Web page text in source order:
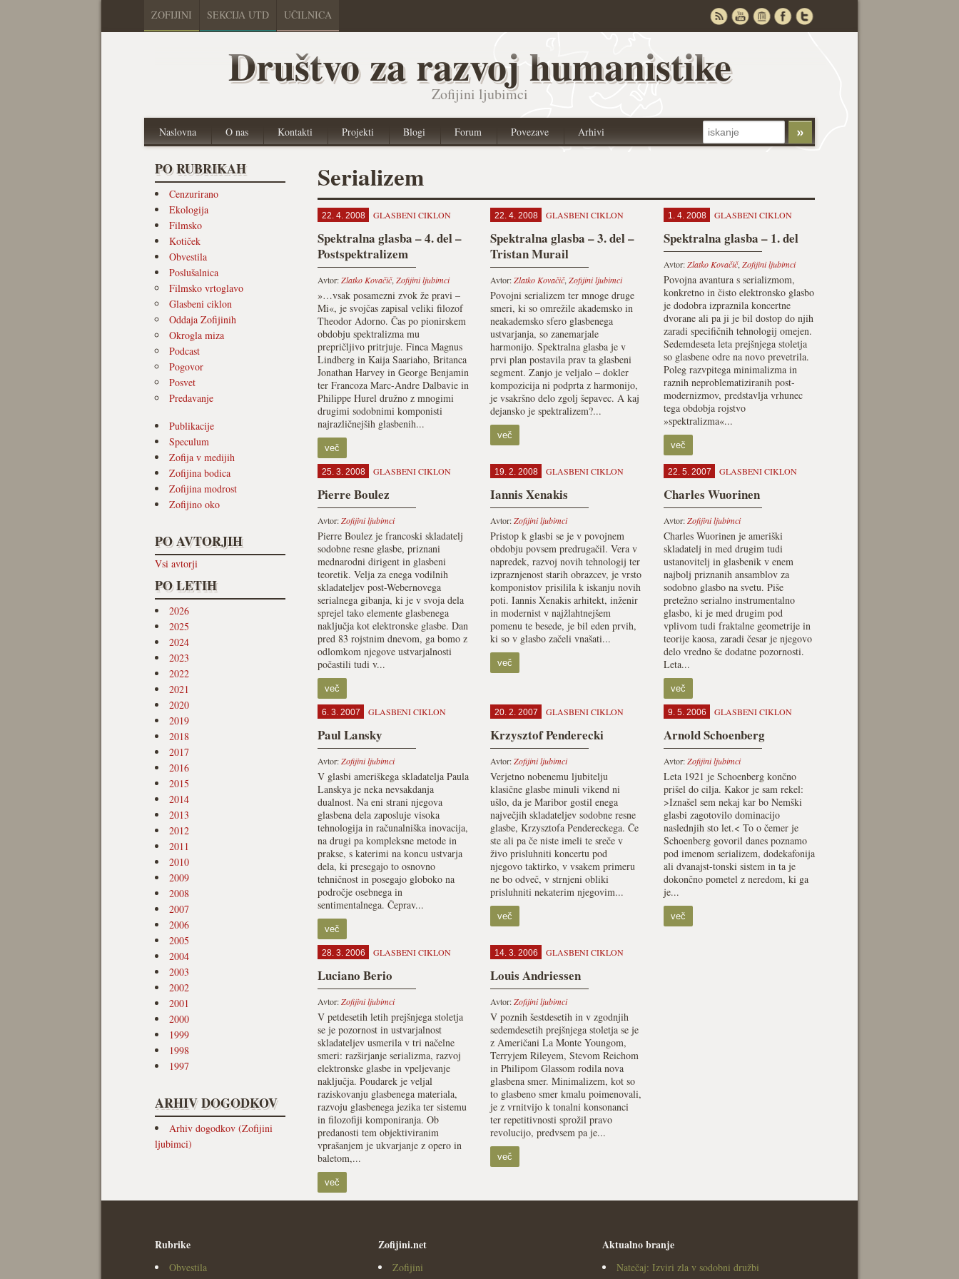
ZOFIJINI SEKCIJA UTD UČILNICA
Društvo za razvoj humanistike
Zofijini ljubimci
Naslovna O nas Kontakti Projekti Blogi Forum Povezave Arhivi
PO RUBRIKAH
Cenzurirano
Ekologija
Filmsko
Kotiček
Obvestila
Poslušalnica
Filmsko vrtoglavo
Glasbeni ciklon
Oddaja Zofijinih
Okrogla miza
Podcast
Pogovor
Posvet
Predavanje
Publikacije
Speculum
Zofija v medijih
Zofijina bodica
Zofijina modrost
Zofijino oko
PO AVTORJIH
Vsi avtorji
PO LETIH
2026
2025
2024
2023
2022
2021
2020
2019
2018
2017
2016
2015
2014
2013
2012
2011
2010
2009
2008
2007
2006
2005
2004
2003
2002
2001
2000
1999
1998
1997
ARHIV DOGODKOV
Arhiv dogodkov (Zofijini
ljubimci)
Serializem
22. 4. 2008 GLASBENI CIKLON
Spektralna glasba – 4. del –
Postspektralizem
Avtor:Zlatko Kovačič, Zofijini ljubimci
»…vsak posamezni zvok že pravi –
Mi«, je svojčas zapisal veliki filozof
Theodor Adorno. Čas po pionirskem
obdobju spektralizma mu
prepričljivo pritrjuje. Finca Magnus
Lindberg in Kaija Saariaho, Britanca
Jonathan Harvey in George Benjamin
ter Francoza Marc-Andre Dalbavie in
Philippe Hurel družno z mnogimi
drugimi sodobnimi komponisti
najrazličnejših glasbenih...
več
22. 4. 2008 GLASBENI CIKLON
Spektralna glasba – 3. del –
Tristan Murail
Avtor:Zlatko Kovačič, Zofijini ljubimci
Povojni serializem ter mnoge druge
smeri, ki so omrežile akademsko in
neakademsko sfero glasbenega
ustvarjanja, so zanemarjale
harmonijo. Spektralna glasba je v
prvi plan postavila prav ta glasbeni
segment. Zanjo je veljalo – dokler
kompozicija ni podprta z harmonijo,
je vsakršno delo zgolj šepavec. A kaj
dejansko je spektralizem?...
več
1. 4. 2008 GLASBENI CIKLON
Spektralna glasba – 1. del
Avtor:Zlatko Kovačič, Zofijini ljubimci
Povojna avantura s serializmom,
konkretno in čisto elektronsko glasbo
je dodobra izpraznila koncertne
dvorane ali pa ji je bil dostop do njih
zaradi specifičnih tehnologij omejen.
Sedemdeseta leta prejšnjega stoletja
so glasbene odre na novo prevetrila.
Poleg razvpitega minimalizma in
raznih neproblematiziranih post-
modernizmov, predstavlja vrhunec
tega obdobja rojstvo
»spektralizma«...
več
25. 3. 2008 GLASBENI CIKLON
Pierre Boulez
Avtor:Zofijini ljubimci
Pierre Boulez je francoski skladatelj
sodobne resne glasbe, priznani
mednarodni dirigent in glasbeni
teoretik. Velja za enega vodilnih
skladateljev post-Webernovega
serialnega gibanja, ki je v svoja dela
sprejel tako elemente glasbenega
naključja kot elektronske glasbe. Dan
pred 83 rojstnim dnevom, ga bomo z
odlomkom njegove ustvarjalnosti
počastili tudi v...
več
19. 2. 2008 GLASBENI CIKLON
Iannis Xenakis
Avtor:Zofijini ljubimci
Pristop k glasbi se je v povojnem
obdobju povsem predrugačil. Vera v
napredek, razvoj novih tehnologij ter
izpraznjenost starih obrazcev, je vrsto
komponistov prisilila k iskanju novih
poti. Iannis Xenakis arhitekt, inženir
in modernist v najžlahtnejšem
pomenu te besede, je bil eden prvih,
ki so v glasbo začeli vnašati...
več
22. 5. 2007 GLASBENI CIKLON
Charles Wuorinen
Avtor:Zofijini ljubimci
Charles Wuorinen je ameriški
skladatelj in med drugim tudi
ustanovitelj in glasbenik v enem
najbolj priznanih ansamblov za
sodobno glasbo na svetu. Piše
pretežno serialno instrumentalno
glasbo, ki je med drugim pod
vplivom tudi fraktalne geometrije in
teorije kaosa, zaradi česar je njegovo
delo vredno še dodatne pozornosti.
Leta...
več
6. 3. 2007 GLASBENI CIKLON
Paul Lansky
Avtor:Zofijini ljubimci
V glasbi ameriškega skladatelja Paula
Lanskya je neka nevsakdanja
dualnost. Na eni strani njegova
glasbena dela zaposluje visoka
tehnologija in računalniška inovacija,
na drugi pa kompleksne metode in
prakse, s katerimi na koncu ustvarja
dela, ki presegajo to osnovno
tehničnost in posegajo globoko na
področje osebnega in
sentimentalnega. Čeprav...
več
20. 2. 2007 GLASBENI CIKLON
Krzysztof Penderecki
Avtor:Zofijini ljubimci
Verjetno nobenemu ljubitelju
klasične glasbe minuli vikend ni
ušlo, da je Maribor gostil enega
največjih skladateljev sodobne resne
glasbe, Krzysztofa Pendereckega. Če
ste ali pa če niste imeli te sreče v
živo prisluhniti koncertu pod
njegovo taktirko, v vsakem primeru
ne bo odveč, v strnjeni obliki
prisluhniti nekaterim njegovim...
več
9. 5. 2006 GLASBENI CIKLON
Arnold Schoenberg
Avtor:Zofijini ljubimci
Leta 1921 je Schoenberg končno
prišel do cilja. Kakor je sam rekel:
>Iznašel sem nekaj kar bo Nemški
glasbi zagotovilo dominacijo
naslednjih sto let.< To o čemer je
Schoenberg govoril danes poznamo
pod imenom serializem, dodekafonija
ali dvanajst-tonski sistem in ta je
dokončno pometel z neredom, ki ga
je...
več
28. 3. 2006 GLASBENI CIKLON
Luciano Berio
Avtor:Zofijini ljubimci
V petdesetih letih prejšnjega stoletja
se je pozornost in ustvarjalnost
skladateljev usmerila v tri načelne
smeri: razširjanje serializma, razvoj
elektronske glasbe in vpeljevanje
naključja. Poudarek je veljal
raziskovanju glasbenega materiala,
razvoju glasbenega jezika ter sistemu
in filozofiji komponiranja. Ob
predanosti tem objektiviranim
vprašanjem je ukvarjanje z opero in
baletom,...
več
14. 3. 2006 GLASBENI CIKLON
Louis Andriessen
Avtor:Zofijini ljubimci
V poznih šestdesetih in v zgodnjih
sedemdesetih prejšnjega stoletja se je
z Američani La Monte Youngom,
Terryjem Rileyem, Stevom Reichom
in Philipom Glassom rodila nova
glasbena smer. Minimalizem, kot so
to glasbeno smer kmalu poimenovali,
je z vrnitvijo k tonalni konsonanci
ter repetitivnosti sprožil pravo
revolucijo, predvsem pa je...
več
Rubrike
Obvestila
Zofijini.net
Zofijini
Aktualno branje
Natečaj: Izviri zla v sodobni družbi